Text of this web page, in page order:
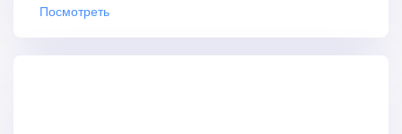
Посмотреть